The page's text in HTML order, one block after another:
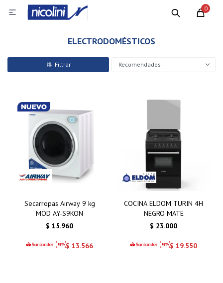
0

ELECTRODOMÉSTICOS
Recomendados
Secarropas Airway 9 kg
MOD AY-S9KON
$ 15.960
$ 13.566
COCINA ELDOM TURIN 4H
NEGRO MATE
$ 23.000
$ 19.550